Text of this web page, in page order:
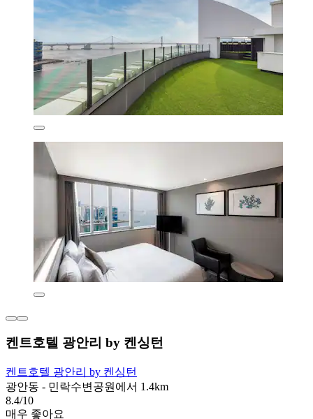
켄트호텔 광안리 by 켄싱턴
켄트호텔 광안리 by 켄싱턴
광안동 - 민락수변공원에서 1.4km
8.4/10
매우 좋아요